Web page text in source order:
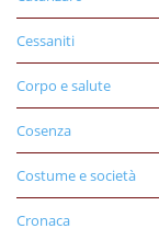
Cessaniti
Corpo e salute
Cosenza
Costume e società
Cronaca